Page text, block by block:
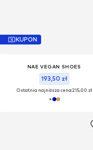
KUPON
NAE VEGAN SHOES
193,50 zł
Ostatnia najniższa cena:215,00 zł